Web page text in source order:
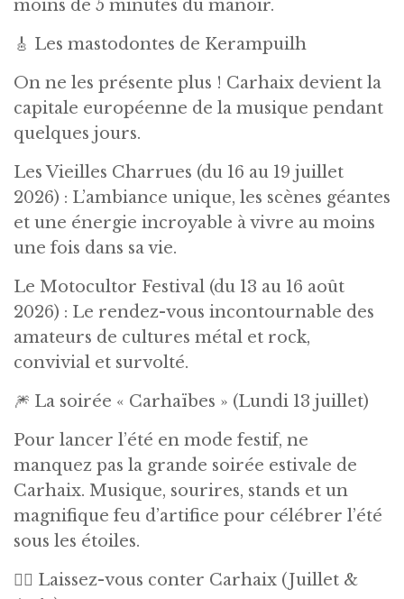
moins de 5 minutes du manoir.
🎸 Les mastodontes de Kerampuilh
On ne les présente plus ! Carhaix devient la
capitale européenne de la musique pendant
quelques jours.
Les Vieilles Charrues (du 16 au 19 juillet
2026) : L’ambiance unique, les scènes géantes
et une énergie incroyable à vivre au moins
une fois dans sa vie.
Le Motocultor Festival (du 13 au 16 août
2026) : Le rendez-vous incontournable des
amateurs de cultures métal et rock,
convivial et survolté.
🎆 La soirée « Carhaïbes » (Lundi 13 juillet)
Pour lancer l’été en mode festif, ne
manquez pas la grande soirée estivale de
Carhaix. Musique, sourires, stands et un
magnifique feu d’artifice pour célébrer l’été
sous les étoiles.
🕵️‍♂️ Laissez-vous conter Carhaix (Juillet &